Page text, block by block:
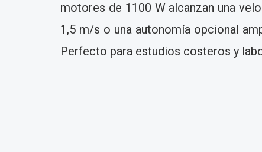
motores de 1100 W alcanzan una
1,5 m/s o una autonomía opcional
Perfecto para estudios costeros y